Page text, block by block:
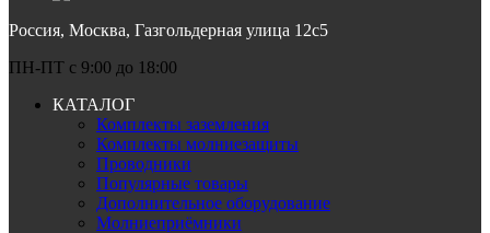
Россия, Москва, Газгольдерная улица 12с5
ПН-ПТ c 9:00 до 18:00
КАТАЛОГ
Комплекты заземления
Комплекты молниезащиты
Проводники
Популярные товары
Дополнительное оборудование
Молниеприёмники